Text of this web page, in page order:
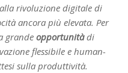
rivoluzione digitale di
ancora più elevata. Per
grande opportunitàdi
flessibile e human-
sulla produttività.